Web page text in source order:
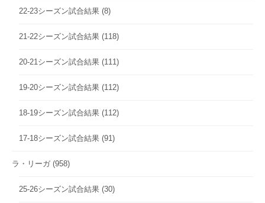
22-23シーズン試合結果 (8)
21-22シーズン試合結果 (118)
20-21シーズン試合結果 (111)
19-20シーズン試合結果 (112)
18-19シーズン試合結果 (112)
17-18シーズン試合結果 (91)
ラ・リーガ (958)
25-26シーズン試合結果 (30)